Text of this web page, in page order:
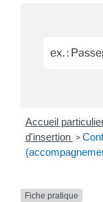
Accueil
d'insertion >
Fiche pratique